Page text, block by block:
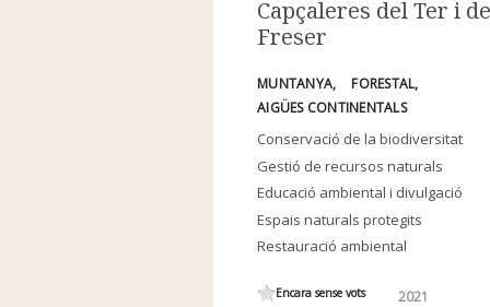
Capçaleres del Ter i
Freser
MUNTANYA
FORESTAL
AIGÜES CONTINENTALS
Conservació de la biodiversitat
Gestió de recursos naturals
Educació ambiental i divulgació
Espais naturals protegits
Restauració ambiental
Encara sense vots 2021